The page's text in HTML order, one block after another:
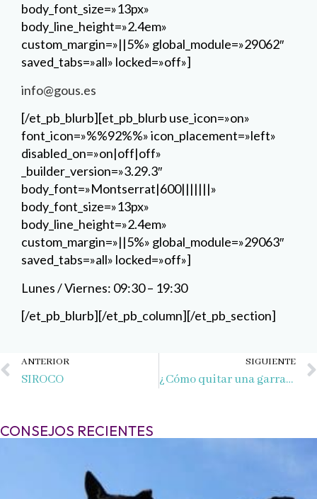
body_font_size=»13px»
body_line_height=»2.4em»
custom_margin=»||5%» global_module=»29062″
saved_tabs=»all» locked=»off»]
info@gous.es
[/et_pb_blurb][et_pb_blurb use_icon=»on»
font_icon=»%%92%%» icon_placement=»left»
disabled_on=»on|off|off»
_builder_version=»3.29.3″
body_font=»Montserrat|600|||||||»
body_font_size=»13px»
body_line_height=»2.4em»
custom_margin=»||5%» global_module=»29063″
saved_tabs=»all» locked=»off»]
Lunes / Viernes: 09:30 – 19:30
[/et_pb_blurb][/et_pb_column][/et_pb_section]
Ant
ANTERIOR
SIROCO
SIGUIENTE
¿Cómo quitar una garrapata?
CONSEJOS RECIENTES